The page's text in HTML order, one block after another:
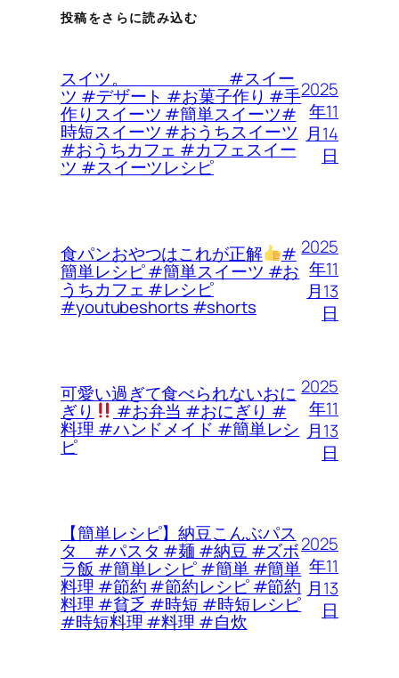
投稿をさらに読み込む
スイツ。 #スイー
ツ #デザート #お菓子作り #手
作りスイーツ #簡単スイーツ#
時短スイーツ #おうちスイーツ
#おうちカフェ #カフェスイー
ツ #スイーツレシピ
2025
年11
月14
日
食パンおやつはこれが正解 #
簡単レシピ #簡単スイーツ #お
うちカフェ #レシピ
#youtubeshorts #shorts
2025
年11
月13
日
可愛い過ぎて食べられないおに
ぎり #お弁当 #おにぎり #
料理 #ハンドメイド #簡単レシ
ピ
2025
年11
月13
日
【簡単レシピ】納豆こんぶパス
タ #パスタ #麺 #納豆 #ズボ
ラ飯 #簡単レシピ #簡単 #簡単
料理 #節約 #節約レシピ #節約
料理 #貧乏 #時短 #時短レシピ
#時短料理 #料理 #自炊
2025
年11
月13
日